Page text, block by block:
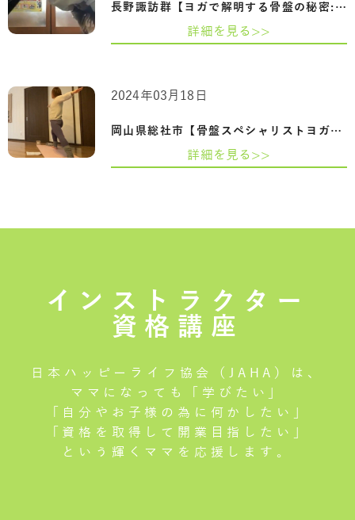
長野諏訪群【ヨガで解明する骨盤の秘密:妊…
詳細を見る>>
岡山県総社市【骨盤スペシャリストヨガ資…
2024年03月18日
詳細を見る>>
インストラクター
資格講座
日本ハッピーライフ協会（JAHA）は、
ママになっても「学びたい」
「自分やお子様の為に何かしたい」
「資格を取得して開業目指したい」
という輝くママを応援します。